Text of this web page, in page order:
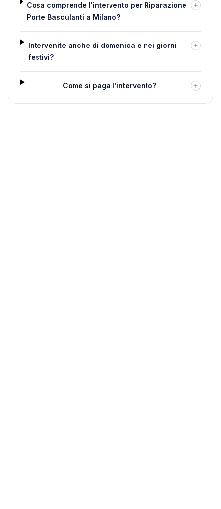
Cosa comprende l'intervento per Riparazione
Porte Basculanti a Milano?
Intervenite anche di domenica e nei giorni
festivi?
Come si paga l'intervento?